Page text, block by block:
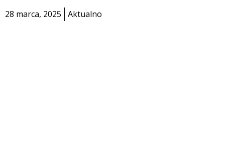
28 marca, 2025 Aktualno